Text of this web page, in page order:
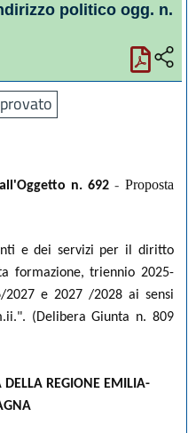
politico ogg. n.
n. 692 - Proposta
e dei servizi per il diritto
formazione, triennio 2025-
2027 e 2027 /2028 ai sensi
(Delibera Giunta n. 809
DELLA REGIONE EMILIA-